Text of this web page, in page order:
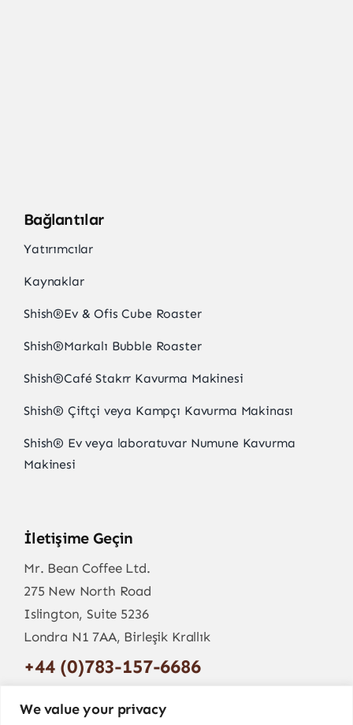
We value your privacy
Bağlantılar
Yatırımcılar
Kaynaklar
Shish®Ev & Ofis Cube Roaster
Shish®Markalı Bubble Roaster
Shish®Café Stakrr Kavurma Makinesi
Shish® Çiftçi veya Kampçı Kavurma Makinası
Shish® Ev veya laboratuvar Numune Kavurma
Makinesi
İletişime Geçin
Mr. Bean Coffee Ltd.
275 New North Road
Islington, Suite 5236
Londra N1 7AA, Birleşik Krallık
+44 (0)783-157-6686